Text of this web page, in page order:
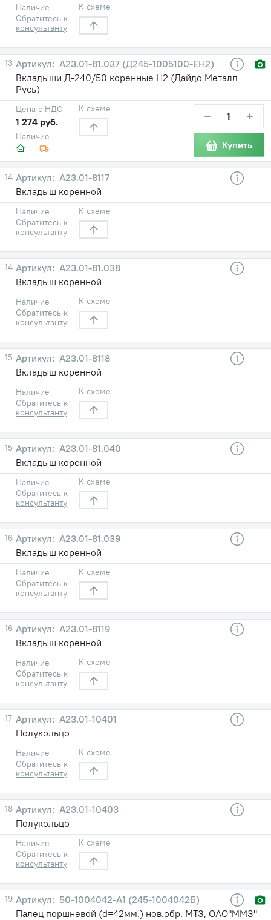
Наличие
Обратитесь к
консультанту
К схеме
13
А23.01-81.037 (Д245-1005100-ЕН2)
Вкладыши Д-240/50 коренные Н2 (Дайдо Металл
Русь)
Наличие
Цена с НДС
1 274 руб.
К схеме − +
Купить
14
А23.01-8117
Вкладыш коренной
Наличие
Обратитесь к
консультанту
К схеме
14
А23.01-81.038
Вкладыш коренной
Наличие
Обратитесь к
консультанту
К схеме
15
А23.01-8118
Вкладыш коренной
Наличие
Обратитесь к
консультанту
К схеме
15
А23.01-81.040
Вкладыш коренной
Наличие
Обратитесь к
консультанту
К схеме
16
А23.01-81.039
Вкладыш коренной
Наличие
Обратитесь к
консультанту
К схеме
16
А23.01-8119
Вкладыш коренной
Наличие
Обратитесь к
консультанту
К схеме
17
А23.01-10401
Полукольцо
Наличие
Обратитесь к
консультанту
К схеме
18
А23.01-10403
Полукольцо
Наличие
Обратитесь к
консультанту
К схеме
19
50-1004042-А1 (245-1004042Б)
Палец поршневой (d=42мм.) нов.обр. МТЗ, ОАО"ММЗ"